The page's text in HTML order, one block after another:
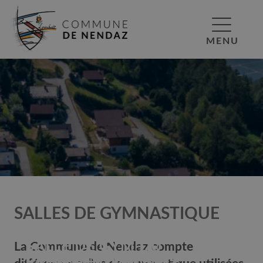
MENU
SALLES DE GYMNASTIQUE
La Commune de Nendaz compte
SALLE DE GYM DU